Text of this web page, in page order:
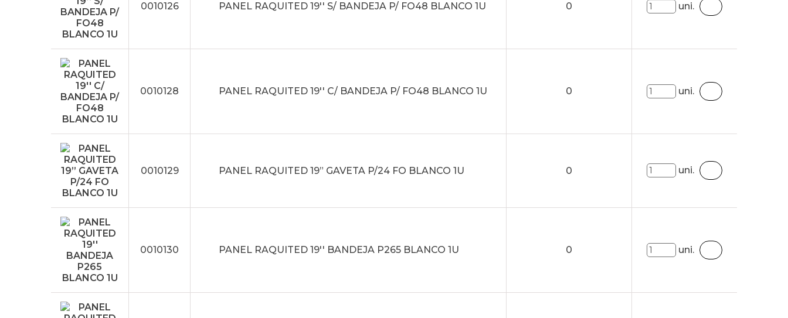
0010126 PANEL RAQUITED 19'' S/ BANDEJA P/ FO48 BLANCO 1U 0 uni.
0010128 PANEL RAQUITED 19'' C/ BANDEJA P/ FO48 BLANCO 1U 0 uni.
0010129 PANEL RAQUITED 19” GAVETA P/24 FO BLANCO 1U 0 uni.
0010130 PANEL RAQUITED 19'' BANDEJA P265 BLANCO 1U 0 uni.